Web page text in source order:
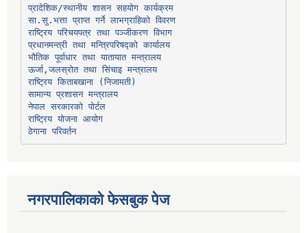
प्रादेशिक/स्थानीय शासन सहयोग कार्यक्रम
सा.सु.भत्ता प्राप्त गर्ने लाभग्राहिको विवरण
राष्ट्रिय परिचयपत्र तथा पञ्‍जीकरण विभाग
प्रधानमन्त्री तथा मन्त्रिपरिषद्को कार्यालय
भौतिक पूर्वाधार तथा यातायात मन्त्रालय
ऊर्जा,जलस्रोत तथा सिंचाइ मन्त्रालय
सामान्य प्रशासन मन्त्रालय
नेपाल सरकारको पोर्टल
राष्ट्रिय योजना आयोग
ठेगाना परिवर्तन
नगरपालिकाको फेसबुक पेज